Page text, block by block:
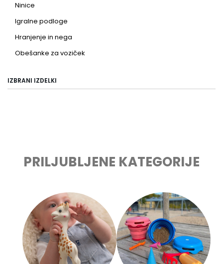
Ninice
Igralne podloge
Hranjenje in nega
Obešanke za voziček
IZBRANI IZDELKI
PRILJUBLJENE KATEGORIJE